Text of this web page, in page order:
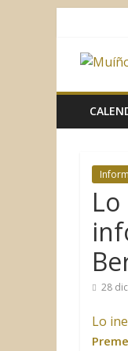
contenido
do
28
Lo